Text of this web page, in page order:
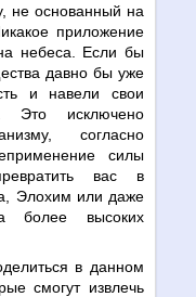
не основанный на
приложение
небеса. Если бы
давно бы уже
и навели свои
Это исключено
согласно
силы
вас в
Элохим или даже
более высоких
в данном
смогут извлечь